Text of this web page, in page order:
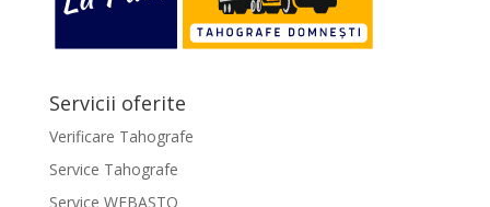
Servicii oferite
Verificare Tahografe
Service Tahografe
Service WEBASTO